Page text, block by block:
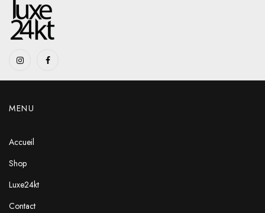
MENU
Accueil
Shop
Luxe24kt
Contact